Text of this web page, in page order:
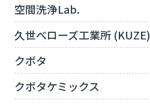
空間洗浄Lab.
久世べローズ工業所 (KUZE)
クボタ
クボタケミックス